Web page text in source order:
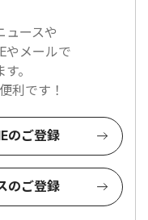
ュースや
やメールで
。
利です！
のご登録
のご登録